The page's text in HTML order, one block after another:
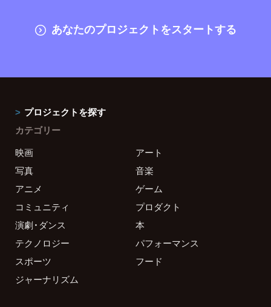
あなたのプロジェクトをスタートする
プロジェクトを探す
カテゴリー
映画
アート
写真
音楽
アニメ
ゲーム
コミュニティ
プロダクト
演劇・ダンス
本
テクノロジー
パフォーマンス
スポーツ
フード
ジャーナリズム